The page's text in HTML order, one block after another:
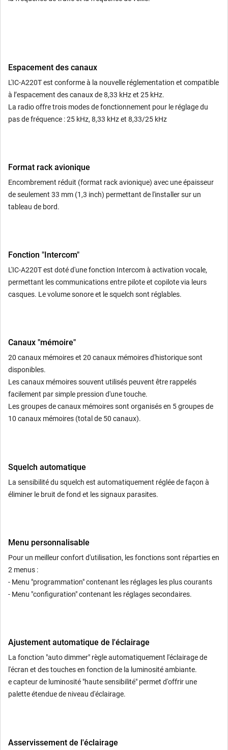
Espacement des canaux
L'IC-A220T est conforme à la nouvelle réglementation et compatible
à l’espacement des canaux de 8,33 kHz et 25 kHz.
La radio offre trois modes de fonctionnement pour le réglage du
pas de fréquence : 25 kHz, 8,33 kHz et 8,33/25 kHz
Format rack avionique
Encombrement réduit (format rack avionique) avec une épaisseur
de seulement 33 mm (1,3 inch) permettant de l'installer sur un
tableau de bord.
Fonction "Intercom"
L'IC-A220T est doté d'une fonction Intercom à activation vocale,
permettant les communications entre pilote et copilote via leurs
casques. Le volume sonore et le squelch sont réglables.
Canaux "mémoire"
20 canaux mémoires et 20 canaux mémoires d'historique sont
disponibles.
Les canaux mémoires souvent utilisés peuvent être rappelés
facilement par simple pression d'une touche.
Les groupes de canaux mémoires sont organisés en 5 groupes de
10 canaux mémoires (total de 50 canaux).
Squelch automatique
La sensibilité du squelch est automatiquement réglée de façon à
éliminer le bruit de fond et les signaux parasites.
Menu personnalisable
Pour un meilleur confort d'utilisation, les fonctions sont réparties en
2 menus :
- Menu "programmation" contenant les réglages les plus courants
- Menu "configuration" contenant les réglages secondaires.
Ajustement automatique de l'éclairage
La fonction "auto dimmer" règle automatiquement l'éclairage de
l'écran et des touches en fonction de la luminosité ambiante.
e capteur de luminosité "haute sensibilité" permet d'offrir une
palette étendue de niveau d'éclairage.
Asservissement de l'éclairage